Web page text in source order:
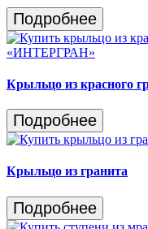
Подробнее
Крыльцо из красного
Подробнее
Крыльцо из гранита
Подробнее